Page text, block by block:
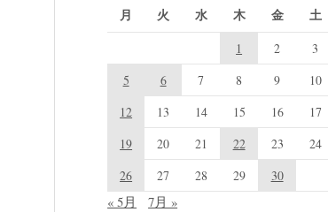
月 火 水 木 金 土
1 2 3
5
6 7 8 9 10
12
13 14 15 16 17
19
20 21 22 23 24
26
27 28 29 30
« 5月 7月 »